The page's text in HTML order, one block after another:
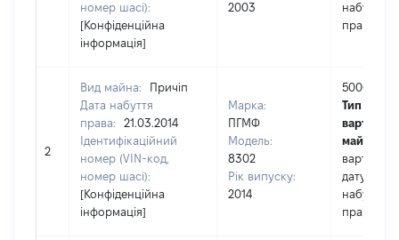
номер шасі):
[Конфіденційна
інформація]
2003
набуття
права
2
Вид майна:
Причіп
Дата набуття
права:
21.03.2014
Ідентифікаційний
номер (VIN-код,
номер шасі):
[Конфіденційна
інформація]
Марка:
ПГМФ
Модель:
8302
Рік випуску:
2014
5000
Тип
вартості
майна:
вартість
дату
набуття
права